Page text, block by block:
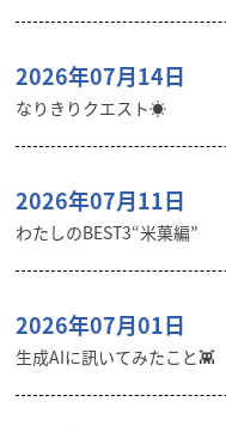
2026年07月14日
なりきりクエスト☀️
2026年07月11日
わたしのBEST3“米菓編”
2026年07月01日
生成AIに訊いてみたこと👾